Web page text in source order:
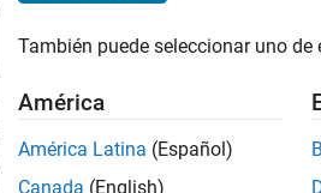
de entrada
de
ampliadas
C =
También puede seleccionar uno
América
América Latina (Español)
Canada (English)